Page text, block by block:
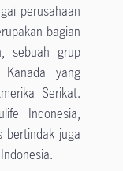
perusahaan
bagian
sebuah grup
Kanada yang
Serikat.
Indonesia,
bertindak juga